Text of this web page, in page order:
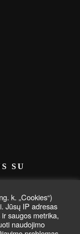
SU
k. „Cookies“)
Jūsų IP adresas
saugos metrika,
naudojimo